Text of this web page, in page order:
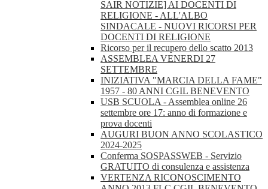
SAIR NOTIZIE] AI DOCENTI DI
RELIGIONE - ALL'ALBO
SINDACALE - NUOVI RICORSI PER
DOCENTI DI RELIGIONE
Ricorso per il recupero dello scatto 2013
ASSEMBLEA VENERDI 27
SETTEMBRE
INIZIATIVA "MARCIA DELLA FAME"
1957 - 80 ANNI CGIL BENEVENTO
USB SCUOLA - Assemblea online 26
settembre ore 17: anno di formazione e
prova docenti
AUGURI BUON ANNO SCOLASTICO
2024-2025
Conferma SOSPASSWEB - Servizio
GRATUITO di consulenza e assistenza
VERTENZA RICONOSCIMENTO